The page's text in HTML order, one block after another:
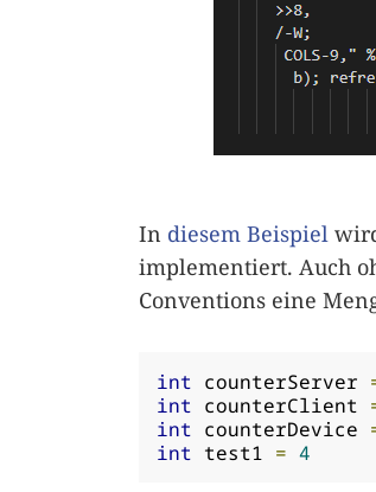
In diesem Beispiel
implementiert. Auch
Conventions eine
int counterServer
int counterClient
int counterDevice
int test1 = 4